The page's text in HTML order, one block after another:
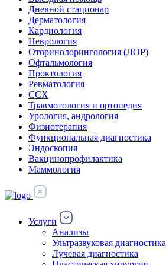
Дневной стационар
Дерматология
Кардиология
Неврология
Оторинолорингология (ЛОР)
Офтальмология
Проктология
Ревматология
ССХ
Травмотология и ортопедия
Урология, андрология
Физиотерапия
Функциональная диагностика
Эндоскопия
Вакцинопрофилактика
Маммология
Услуги
Анализы
Ультразвуковая диагностика
Лучевая диагностика